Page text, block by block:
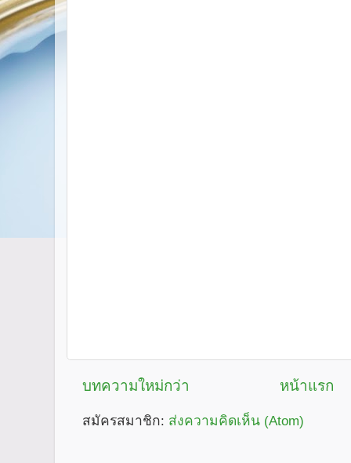
บทความใหม่กว่า หน้าแรก
สมัครสมาชิก: ส่งความคิดเห็น (Atom)